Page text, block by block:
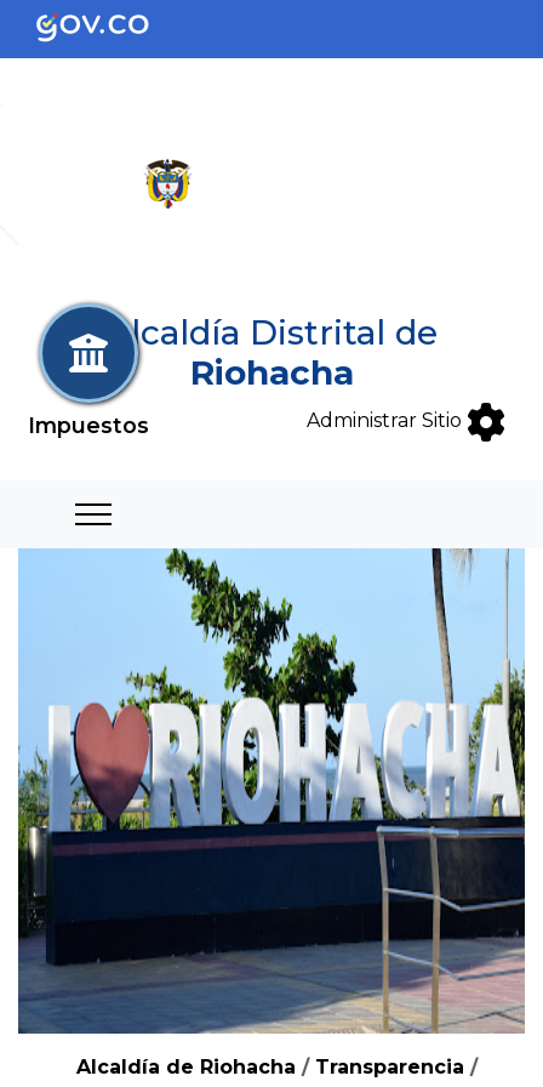
Alcaldía Distrital de
Riohacha
Administrar Sitio
Alcaldía de Riohacha / Transparencia /
Impuestos